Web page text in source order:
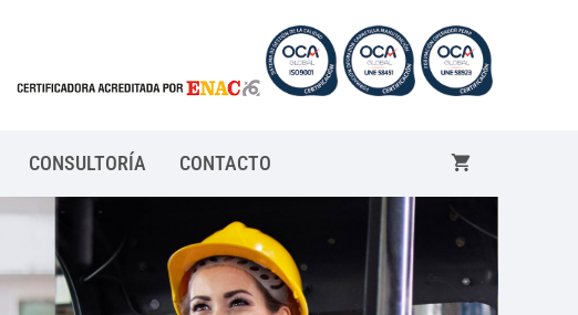
CONSULTORÍA CONTACTO